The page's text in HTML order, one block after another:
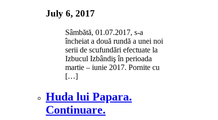
July 6, 2017
Sâmbătă, 01.07.2017, s-a
încheiat a două rundă a unei noi
serii de scufundări efectuate la
Izbucul Izbândiş în perioada
martie – iunie 2017. Pornite cu
[…]
Huda lui Papara.
Continuare.